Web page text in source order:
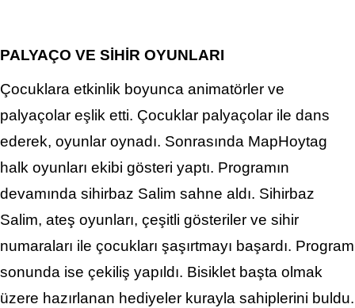
PALYAÇO VE SİHİR OYUNLARI
Çocuklara etkinlik boyunca animatörler ve
palyaçolar eşlik etti. Çocuklar palyaçolar ile dans
ederek, oyunlar oynadı. Sonrasında MapHoytag
halk oyunları ekibi gösteri yaptı. Programın
devamında sihirbaz Salim sahne aldı. Sihirbaz
Salim, ateş oyunları, çeşitli gösteriler ve sihir
numaraları ile çocukları şaşırtmayı başardı. Program
sonunda ise çekiliş yapıldı. Bisiklet başta olmak
üzere hazırlanan hediyeler kurayla sahiplerini buldu.